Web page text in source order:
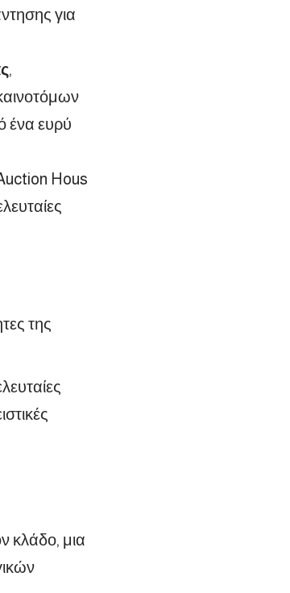
για
,
ένα ευρύ
Hous
της
κλάδο, μια